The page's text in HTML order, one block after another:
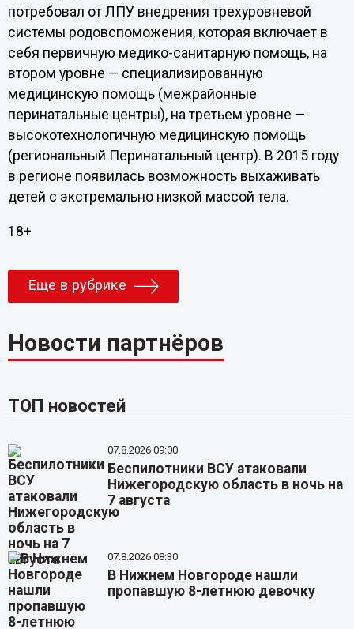
потребовал от ЛПУ внедрения трехуровневой
системы родовспоможения, которая включает в
себя первичную медико-санитарную помощь, на
втором уровне — специализированную
медицинскую помощь (межрайонные
перинатальные центры), на третьем уровне —
высокотехнологичную медицинскую помощь
(региональный Перинатальный центр). В 2015 году
в регионе появилась возможность выхаживать
детей с экстремально низкой массой тела.
18+
Еще в рубрике
Новости партнёров
ТОП новостей
07.8.2026 09:00
Беспилотники ВСУ атаковали
Нижегородскую область в ночь на
7 августа
07.8.2026 08:30
В Нижнем Новгороде нашли
пропавшую 8-летнюю девочку